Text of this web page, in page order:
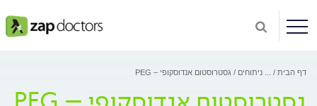
דף הבית ניתוחים גסטרוסטום אנדוסקופי – PEG